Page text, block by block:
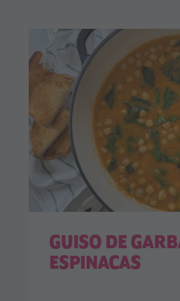
GUISO DE
ESPINACAS